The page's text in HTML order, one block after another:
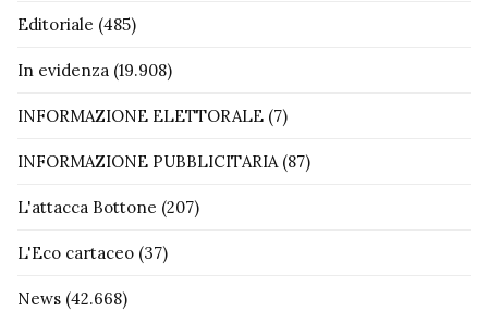
Editoriale (485)
In evidenza (19.908)
INFORMAZIONE ELETTORALE (7)
INFORMAZIONE PUBBLICITARIA(87)
L'attacca Bottone (207)
L'Eco cartaceo (37)
News (42.668)